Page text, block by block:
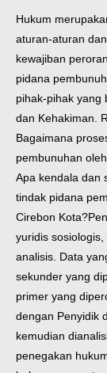
Hukum
aturan-aturan
kewajiban
pidana
pihak-pihak yang
dan Kehakiman.
Bagaimana
pembunuhan
Apa kendala dan
tindak pidana
Cirebon Kota?
yuridis
analisis. Data
sekunder yang
primer yang
dengan Penyidik
kemudian
penegakan